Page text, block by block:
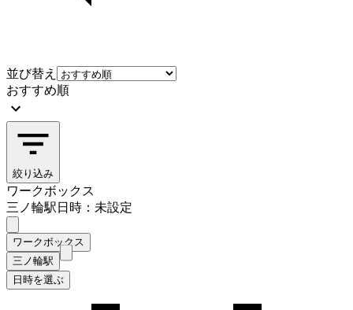
並び替え
おすすめ順
絞り込み
ワークボックス
三ノ輪駅日時：未設定
ワークボックス
三ノ輪駅
日時を選ぶ